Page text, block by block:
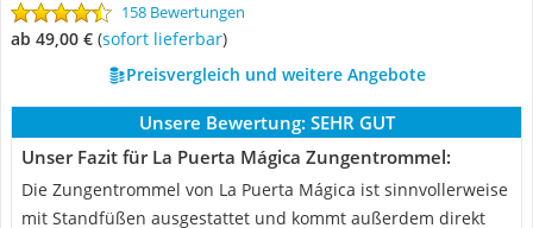
158 Bewertungen
ab 49,00 € ( Sofort lieferbar)
Preisvergleich und weitere Angebote
Unsere Bewertung: SEHR GUT
Unser Fazit für La Puerta Mágica Zungentrommel:
Die Zungentrommel von La Puerta Mágica ist sinnvollerweise
mit Standfüßen ausgestattet und kommt außerdem direkt